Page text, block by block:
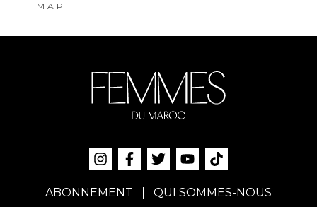
MAP
ABONNEMENT QUI SOMMES-NOUS